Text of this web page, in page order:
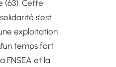
(63). Cette
s’est
exploitation
temps fort
FNSEA et la